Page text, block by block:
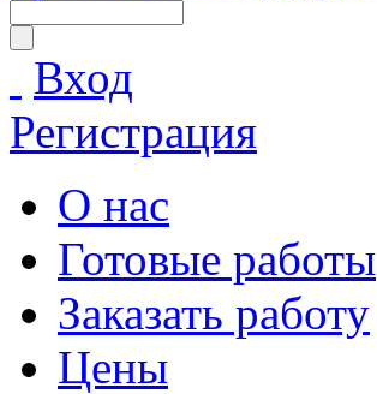
Вход
Регистрация
О нас
Готовые работы
Заказать работу
Цены